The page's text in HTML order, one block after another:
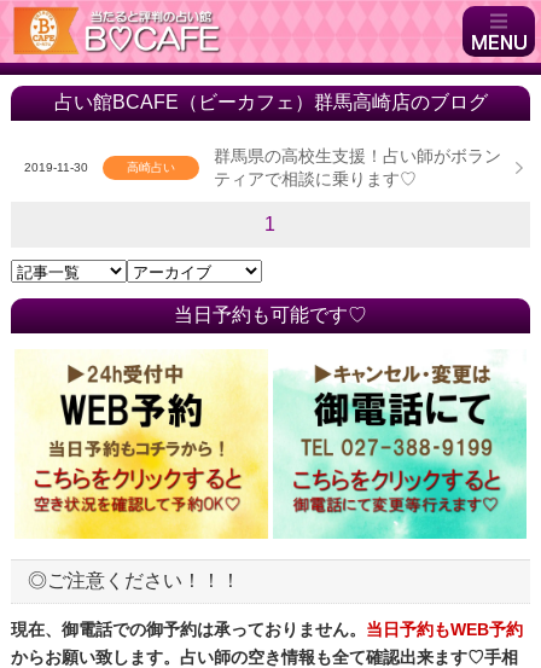
占い館BCAFE（ビーカフェ）群馬高崎店のブログ
2019-11-30 高崎占い
群馬県の高校生支援！占い師がボラン
ティアで相談に乗ります♡
1
当日予約も可能です♡
◎ご注意ください！！！
現在、御電話での御予約は承っておりません。 当日予約もWEB予約
からお願い致します。占い師の空き情報も全て確認出来ます♡手相